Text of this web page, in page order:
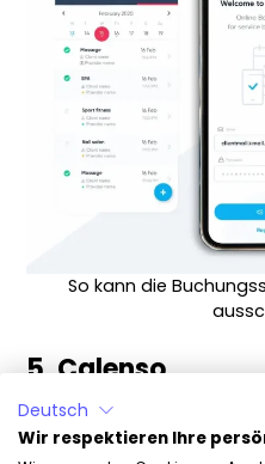
So kann die
5. Calenso
Calenso ist eine
Deutsch
Wir respektieren Ihre